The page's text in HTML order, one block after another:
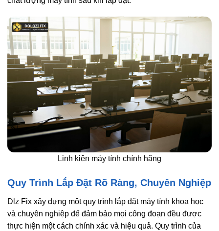
Linh kiện máy tính chính hãng
Quy Trình Lắp Đặt Rõ Ràng, Chuyên Nghiệp
Dlz Fix xây dựng một quy trình lắp đặt máy tính khoa học
và chuyên nghiệp để đảm bảo mọi công đoạn đều được
thực hiện một cách chính xác và hiệu quả. Quy trình của